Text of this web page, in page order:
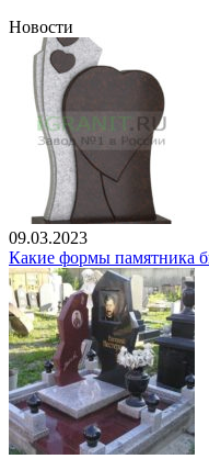
Новости
09.03.2023
Какие формы памятника